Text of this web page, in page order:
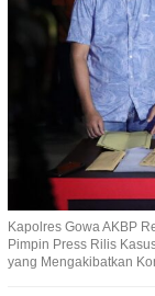
Kapolres Gowa AKBP
Pimpin Press Rilis
yang Mengakibatkan